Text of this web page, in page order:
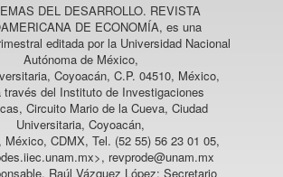
DEL DESARROLLO. REVISTA
DE ECONOMÍA, es una
editada por la Universidad Nacional
Autónoma de México,
Coyoacán, C.P. 04510, México,
través del Instituto de Investigaciones
Circuito Mario de la Cueva, Ciudad
Universitaria, Coyoacán,
México, CDMX, Tel. (52 55) 56 23 01 05,
revprode@unam.mx
Raúl Vázquez López; Secretario